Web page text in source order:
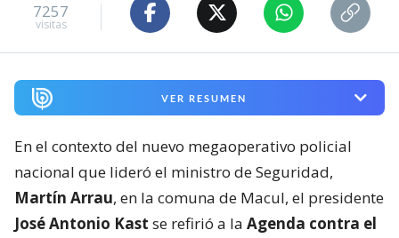
7257
visitas
VER RESUMEN
En el contexto del nuevo megaoperativo policial
nacional que lideró el ministro de Seguridad,
Martín Arrau, en la comuna de Macul, el presidente
José Antonio Kast se refirió a la Agenda contra el